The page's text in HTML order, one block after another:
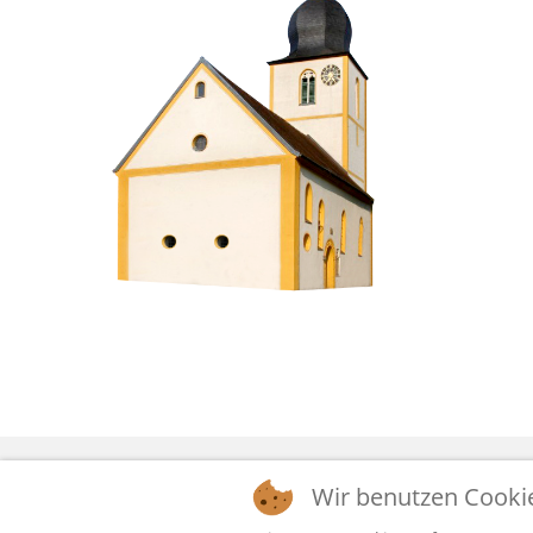
Wir benutzen